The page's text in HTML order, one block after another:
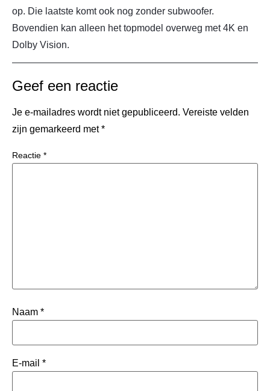
op. Die laatste komt ook nog zonder subwoofer.
Bovendien kan alleen het topmodel overweg met 4K en
Dolby Vision.
Geef een reactie
Je e-mailadres wordt niet gepubliceerd. Vereiste velden
zijn gemarkeerd met*
Reactie *
Naam *
E-mail *